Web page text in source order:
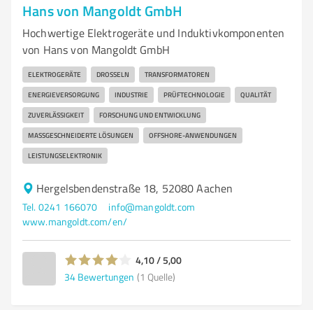
Hans von Mangoldt GmbH
Hochwertige Elektrogeräte und Induktivkomponenten
von Hans von Mangoldt GmbH
ELEKTROGERÄTE DROSSELN TRANSFORMATOREN
ENERGIEVERSORGUNG INDUSTRIE PRÜFTECHNOLOGIE QUALITÄT
ZUVERLÄSSIGKEIT FORSCHUNG UND ENTWICKLUNG
MASSGESCHNEIDERTE LÖSUNGEN OFFSHORE-ANWENDUNGEN
LEISTUNGSELEKTRONIK
Hergelsbendenstraße 18, 52080 Aachen
Tel. 0241 166070
info@mangoldt.com
www.mangoldt.com/en/
4,10 / 5,00
34 Bewertungen (1 Quelle)